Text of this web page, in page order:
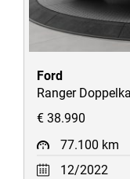
Ford
€ 38.990
77.100 km
12/2022